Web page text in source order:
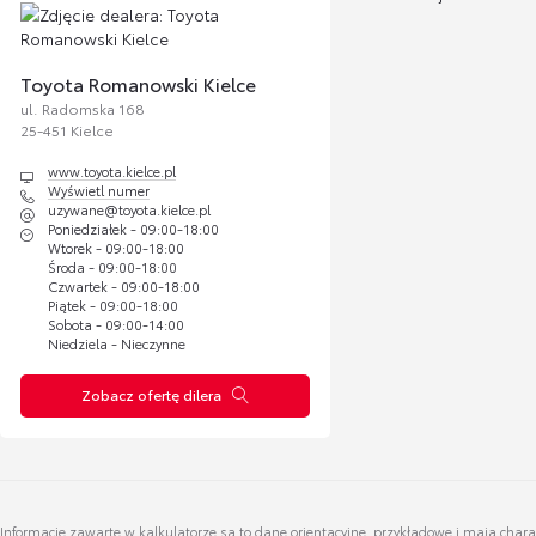
Piotr Porzucek
Wyświetl numer
piotr.porzucek@toyota.kielce.pl
Toyota Romanowski Kielce
ul. Radomska 168
25-451 Kielce
www.toyota.kielce.pl
Wyświetl numer
uzywane@toyota.kielce.pl
Poniedziałek - 09:00-18:00
Wtorek - 09:00-18:00
Środa - 09:00-18:00
Czwartek - 09:00-18:00
Piątek - 09:00-18:00
Sobota - 09:00-14:00
Niedziela - Nieczynne
Zobacz ofertę dilera
Informacje zawarte w kalkulatorze są to dane orientacyjne, przykładowe i mają